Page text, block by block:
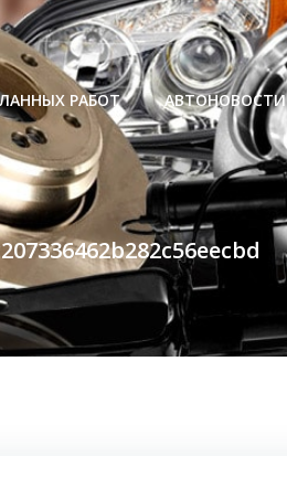
РАБОТ АВТОНОВОСТИ